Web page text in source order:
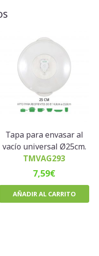
Tapa para envasar al
vacío universal Ø25cm.
TMVAG293
7,59€
AÑADIR AL CARRITO